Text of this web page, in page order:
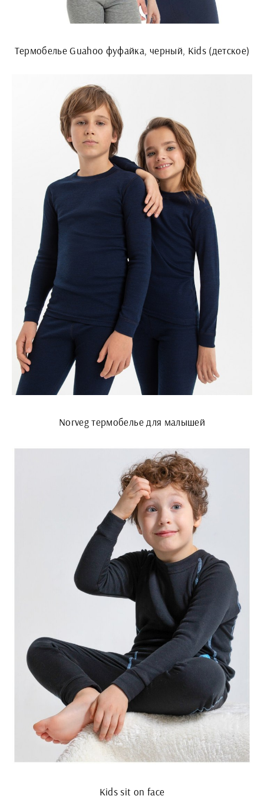
Термобелье Guahoo фуфайка, черный, Kids (детское)
Norveg термобелье для малышей
Kids sit on face